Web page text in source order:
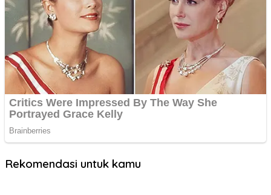
Rekomendasi untuk kamu